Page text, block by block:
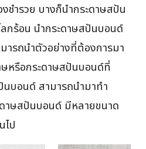
ชำรวย บางก็นำกระดาษสปัน
กร้อน นำกระดาษสปันบอนด์
ารถนำตัวอย่างที่ต้องการมา
ษหรือกระดาษสปันบอนด์ที่
นบอนด์ สามารถนำมาทำ
ดาษสปันบอนด์ มีหลายขนาด
ป